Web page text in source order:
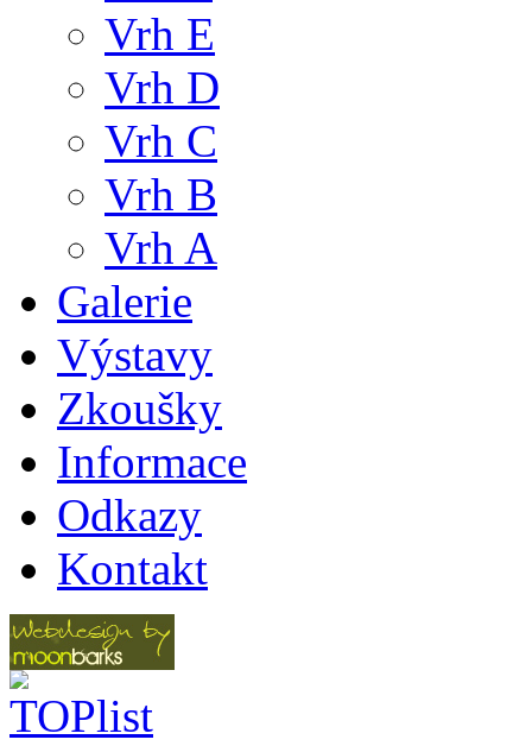
Vrh E
Vrh D
Vrh C
Vrh B
Vrh A
Galerie
Výstavy
Zkoušky
Informace
Odkazy
Kontakt